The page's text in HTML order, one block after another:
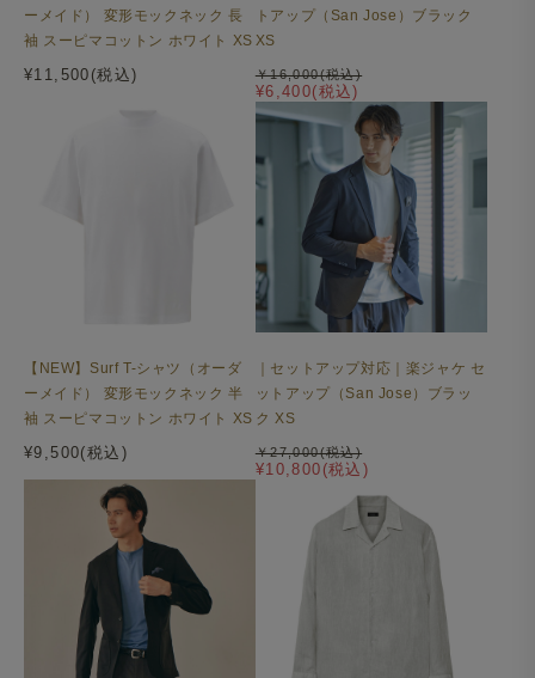
ーメイド） 変形モックネック 長
袖 スーピマコットン ホワイト XS
¥11,500(税込)
トアップ（San Jose）ブラック
XS
¥6,400(税込)
￥16,000(税込)
【NEW】Surf T-シャツ（オーダ
ーメイド） 変形モックネック 半
袖 スーピマコットン ホワイト XS
¥9,500(税込)
｜セットアップ対応｜楽ジャケ セ
ットアップ（San Jose）ブラッ
ク XS
¥10,800(税込)
￥27,000(税込)